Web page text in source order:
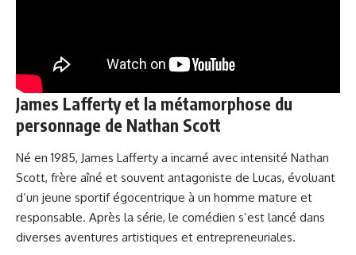
James Lafferty et la métamorphose du
personnage de Nathan Scott
Né en 1985, James Lafferty a incarné avec intensité Nathan
Scott, frère aîné et souvent antagoniste de Lucas, évoluant
d’un jeune sportif égocentrique à un homme mature et
responsable. Après la série, le comédien s’est lancé dans
diverses aventures artistiques et entrepreneuriales.